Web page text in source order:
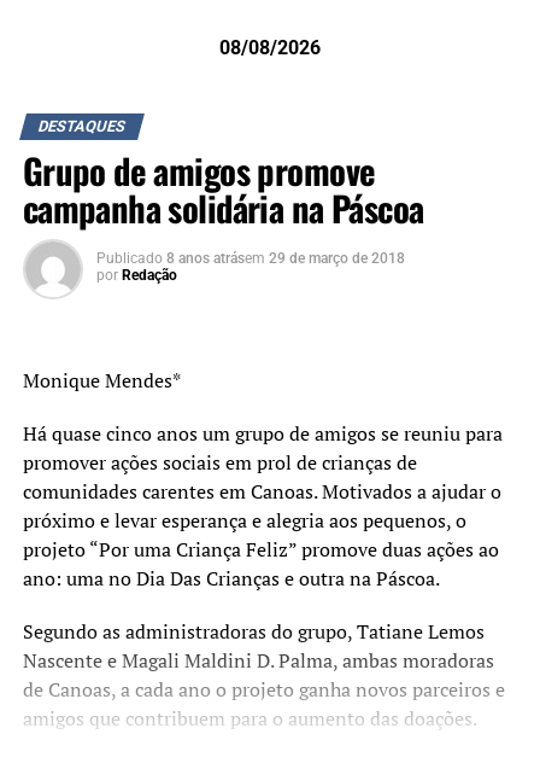
08/08/2026
DESTAQUES
Grupo de amigos promove
campanha solidária na Páscoa
Publicado 8 anos atrásem 29 de março de 2018
por Redação
Monique Mendes*
Há quase cinco anos um grupo de amigos se reuniu para
promover ações sociais em prol de crianças de
comunidades carentes em Canoas. Motivados a ajudar o
próximo e levar esperança e alegria aos pequenos, o
projeto “Por uma Criança Feliz” promove duas ações ao
ano: uma no Dia Das Crianças e outra na Páscoa.
Segundo as administradoras do grupo, Tatiane Lemos
Nascente e Magali Maldini D. Palma, ambas moradoras
de Canoas, a cada ano o projeto ganha novos parceiros e
amigos que contribuem para o aumento das doações.